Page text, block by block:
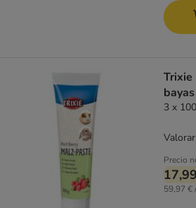
Trixie
3 x
Precio
59,97 €